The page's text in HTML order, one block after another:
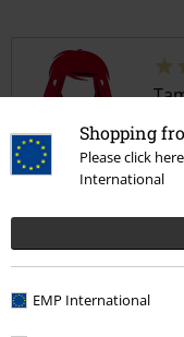
Shopping
Please click
International
EMP International